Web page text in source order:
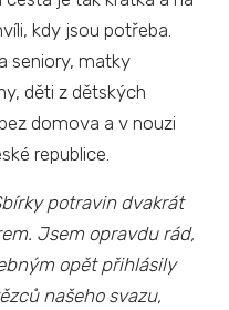
kdy jsou potřeba.
seniory, matky
děti z dětských
domova a v nouzi
republice.
potravin dvakrát
Jsem opravdu rád,
opět přihlásily
našeho svazu,